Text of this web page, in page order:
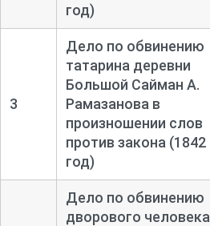
год)
3
Дело по обвинению
татарина деревни
Большой Сайман А.
Рамазанова в
произношении слов
против закона (1842
год)
Дело по обвинению
дворового человека